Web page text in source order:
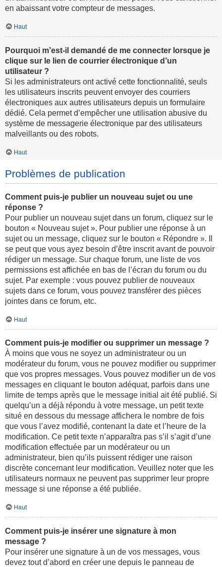
en abaissant votre compteur de messages.
Haut
Pourquoi m’est-il demandé de me connecter lorsque je
clique sur le lien de courrier électronique d’un
utilisateur ?
Si les administrateurs ont activé cette fonctionnalité, seuls
les utilisateurs inscrits peuvent envoyer des courriers
électroniques aux autres utilisateurs depuis un formulaire
dédié. Cela permet d’empêcher une utilisation abusive du
système de messagerie électronique par des utilisateurs
malveillants ou des robots.
Haut
Problèmes de publication
Comment puis-je publier un nouveau sujet ou une
réponse ?
Pour publier un nouveau sujet dans un forum, cliquez sur le
bouton « Nouveau sujet ». Pour publier une réponse à un
sujet ou un message, cliquez sur le bouton « Répondre ». Il
se peut que vous ayez besoin d’être inscrit avant de pouvoir
rédiger un message. Sur chaque forum, une liste de vos
permissions est affichée en bas de l’écran du forum ou du
sujet. Par exemple : vous pouvez publier de nouveaux
sujets dans ce forum, vous pouvez transférer des pièces
jointes dans ce forum, etc.
Haut
Comment puis-je modifier ou supprimer un message ?
À moins que vous ne soyez un administrateur ou un
modérateur du forum, vous ne pouvez modifier ou supprimer
que vos propres messages. Vous pouvez modifier un de vos
messages en cliquant le bouton adéquat, parfois dans une
limite de temps après que le message initial ait été publié. Si
quelqu’un a déjà répondu à votre message, un petit texte
situé en dessous du message affichera le nombre de fois
que vous l’avez modifié, contenant la date et l’heure de la
modification. Ce petit texte n’apparaîtra pas s’il s’agit d’une
modification effectuée par un modérateur ou un
administrateur, bien qu’ils puissent rédiger une raison
discrète concernant leur modification. Veuillez noter que les
utilisateurs normaux ne peuvent pas supprimer leur propre
message si une réponse a été publiée.
Haut
Comment puis-je insérer une signature à mon
message ?
Pour insérer une signature à un de vos messages, vous
devez tout d’abord en créer une depuis le panneau de